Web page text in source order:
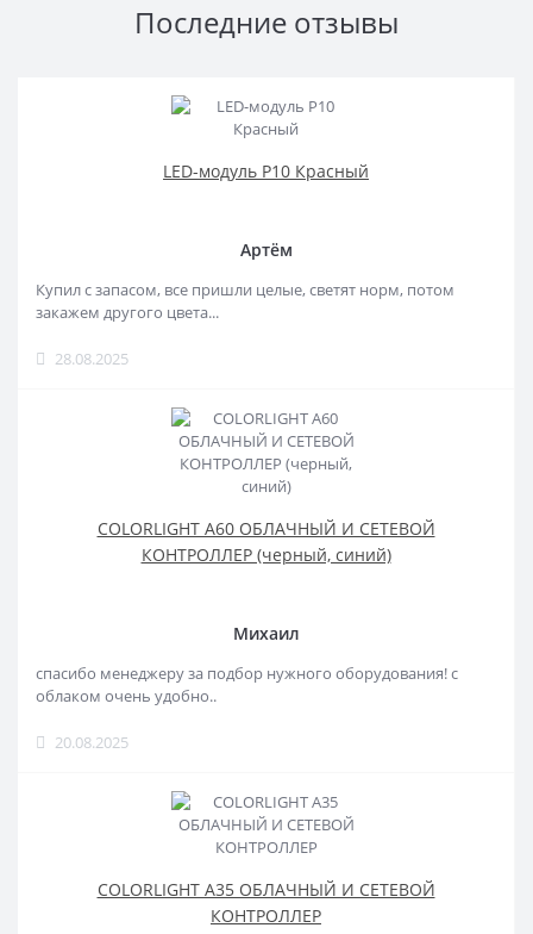
Последние отзывы
LED-модуль P10 Красный
Артём
Купил с запасом, все пришли целые, светят норм, потом
закажем другого цвета...
28.08.2025
COLORLIGHT A60 ОБЛАЧНЫЙ И СЕТЕВОЙ
КОНТРОЛЛЕР (черный, синий)
Михаил
спасибо менеджеру за подбор нужного оборудования! с
облаком очень удобно..
20.08.2025
COLORLIGHT A35 ОБЛАЧНЫЙ И СЕТЕВОЙ
КОНТРОЛЛЕР